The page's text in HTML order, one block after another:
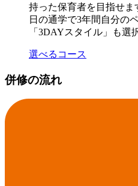
持った保育者を目指せ
日の通学で3年間自分の
「3DAYスタイル」も選
選べるコース
併修の流れ